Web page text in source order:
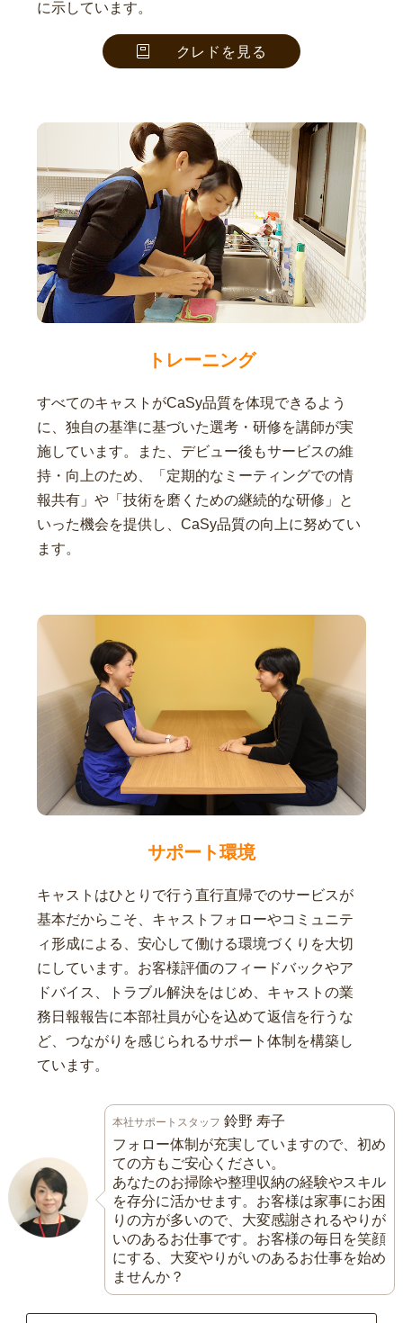
に示しています。
クレドを見る
トレーニング
すべてのキャストがCaSy品質を体現できるよう
に、独自の基準に基づいた選考・研修を講師が実
施しています。また、デビュー後もサービスの維
持・向上のため、「定期的なミーティングでの情
報共有」や「技術を磨くための継続的な研修」と
いった機会を提供し、CaSy品質の向上に努めてい
ます。
サポート環境
キャストはひとりで行う直行直帰でのサービスが
基本だからこそ、キャストフォローやコミュニテ
ィ形成による、安心して働ける環境づくりを大切
にしています。お客様評価のフィードバックやア
ドバイス、トラブル解決をはじめ、キャストの業
務日報報告に本部社員が心を込めて返信を行うな
ど、つながりを感じられるサポート体制を構築し
ています。
本社サポートスタッフ 鈴野 寿子
フォロー体制が充実していますので、初め
ての方もご安心ください。
あなたのお掃除や整理収納の経験やスキル
を存分に活かせます。お客様は家事にお困
りの方が多いので、大変感謝されるやりが
いのあるお仕事です。お客様の毎日を笑顔
にする、大変やりがいのあるお仕事を始め
ませんか？